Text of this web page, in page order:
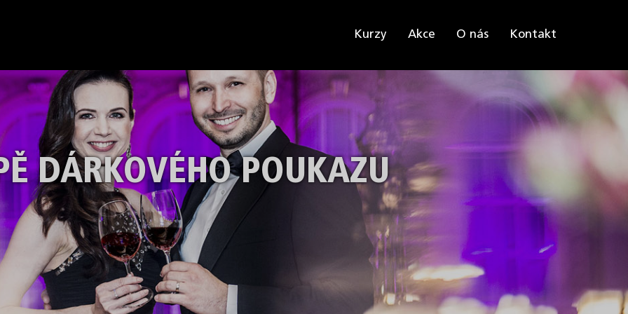
Kurzy Akce O nás Kontakt
DÁRKOVÉHO POUKAZU